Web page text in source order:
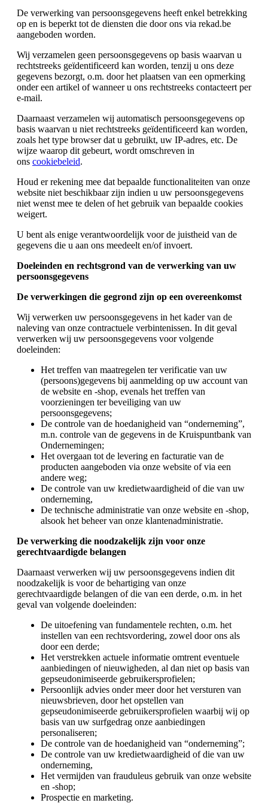
De verwerking van persoonsgegevens heeft enkel betrekking
op en is beperkt tot de diensten die door ons via rekad.be
aangeboden worden.
Wij verzamelen geen persoonsgegevens op basis waarvan u
rechtstreeks geïdentificeerd kan worden, tenzij u ons deze
gegevens bezorgt, o.m. door het plaatsen van een opmerking
onder een artikel of wanneer u ons rechtstreeks contacteert per
e-mail.
Daarnaast verzamelen wij automatisch persoonsgegevens op
basis waarvan u niet rechtstreeks geïdentificeerd kan worden,
zoals het type browser dat u gebruikt, uw IP-adres, etc. De
wijze waarop dit gebeurt, wordt omschreven in
ons cookiebeleid.
Houd er rekening mee dat bepaalde functionaliteiten van onze
website niet beschikbaar zijn indien u uw persoonsgegevens
niet wenst mee te delen of het gebruik van bepaalde cookies
weigert.
U bent als enige verantwoordelijk voor de juistheid van de
gegevens die u aan ons meedeelt en/of invoert.
Doeleinden en rechtsgrond van de verwerking van uw
persoonsgegevens
De verwerkingen die gegrond zijn op een overeenkomst
Wij verwerken uw persoonsgegevens in het kader van de
naleving van onze contractuele verbintenissen. In dit geval
verwerken wij uw persoonsgegevens voor volgende
doeleinden:
Het treffen van maatregelen ter verificatie van uw
(persoons)gegevens bij aanmelding op uw account van
de website en -shop, evenals het treffen van
voorzieningen ter beveiliging van uw
persoonsgegevens;
De controle van de hoedanigheid van “onderneming”,
m.n. controle van de gegevens in de Kruispuntbank van
Ondernemingen;
Het overgaan tot de levering en facturatie van de
producten aangeboden via onze website of via een
andere weg;
De controle van uw kredietwaardigheid of die van uw
onderneming,
De technische administratie van onze website en -shop,
alsook het beheer van onze klantenadministratie.
De verwerking die noodzakelijk zijn voor onze
gerechtvaardigde belangen
Daarnaast verwerken wij uw persoonsgegevens indien dit
noodzakelijk is voor de behartiging van onze
gerechtvaardigde belangen of die van een derde, o.m. in het
geval van volgende doeleinden:
De uitoefening van fundamentele rechten, o.m. het
instellen van een rechtsvordering, zowel door ons als
door een derde;
Het verstrekken actuele informatie omtrent eventuele
aanbiedingen of nieuwigheden, al dan niet op basis van
gepseudonimiseerde gebruikersprofielen;
Persoonlijk advies onder meer door het versturen van
nieuwsbrieven, door het opstellen van
gepseudonimiseerde gebruikersprofielen waarbij wij op
basis van uw surfgedrag onze aanbiedingen
personaliseren;
De controle van de hoedanigheid van “onderneming”;
De controle van uw kredietwaardigheid of die van uw
onderneming,
Het vermijden van frauduleus gebruik van onze website
en -shop;
Prospectie en marketing.